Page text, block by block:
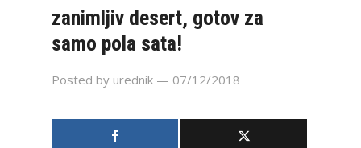
zanimljiv desert, gotov za
samo pola sata!
Posted by urednik — 07/12/2018